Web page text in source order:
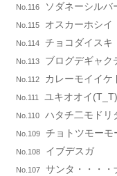
No.116 ソダネーシルバ
No.115 オスカーホシイ
No.114 チョコダイスキ
No.113 ブログデギャク
No.112 カレーモイイケ
No.111 ユキオオイ(T_T)
No.110 ハタチ二モドリ
No.109 チョトツモーモ
No.108 イブデスガ
No.107 サンタ・・・・